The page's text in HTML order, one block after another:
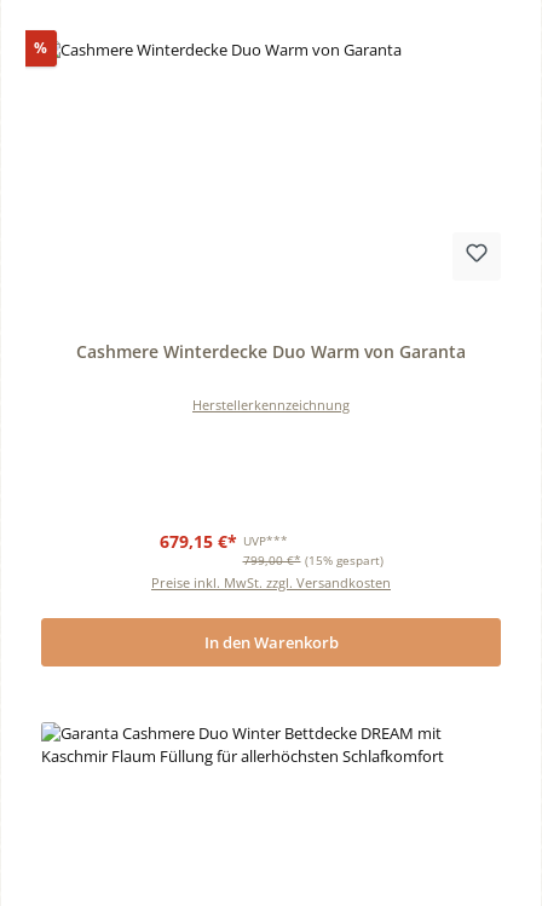
%Rabatt
Cashmere Winterdecke Duo Warm von Garanta
Herstellerkennzeichnung
679,15 €* UVP***
799,00 €* (15% gespart)
Preise inkl. MwSt. zzgl. Versandkosten
In den Warenkorb